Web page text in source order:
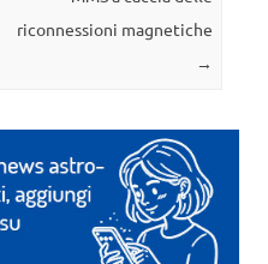
riconnessioni magnetiche
→